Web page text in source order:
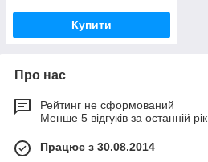
Купити
Про нас
Рейтинг не сформований
Менше 5 відгуків за останній рік
Працює з 30.08.2014